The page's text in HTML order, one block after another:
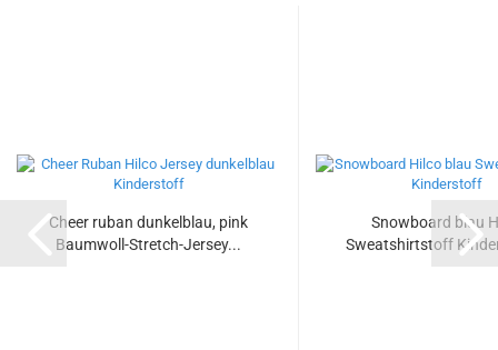
Cheer ruban dunkelblau, pink
Baumwoll-Stretch-Jersey...
Snowboard blau
Sweatshirtstoff